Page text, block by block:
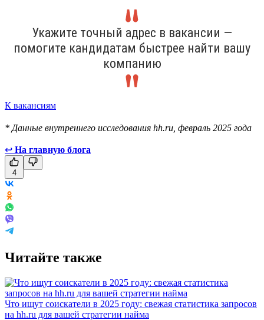
Укажите точный адрес в вакансии —
помогите кандидатам быстрее найти вашу
компанию
К вакансиям
* Данные внутреннего исследования hh.ru, февраль 2025 года
↩ На главную блога
4
Читайте также
Что ищут соискатели в 2025 году: свежая статистика запросов
на hh.ru для вашей стратегии найма